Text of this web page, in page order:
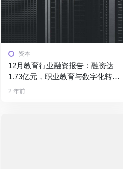
资本
12月教育行业融资报告：融资达
1.73亿元，职业教育与数字化转型
成焦点
2 年前